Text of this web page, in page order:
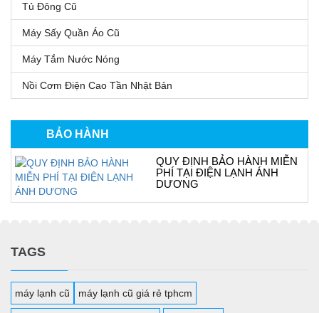
Tủ Đông Cũ
Máy Sấy Quần Áo Cũ
Máy Tắm Nước Nóng
Nồi Cơm Điện Cao Tần Nhật Bản
BẢO HÀNH
QUY ĐỊNH BẢO HÀNH MIỄN
PHÍ TẠI ĐIỆN LẠNH ÁNH
DƯƠNG
TAGS
máy lạnh cũ máy lạnh cũ giá rẻ tphcm